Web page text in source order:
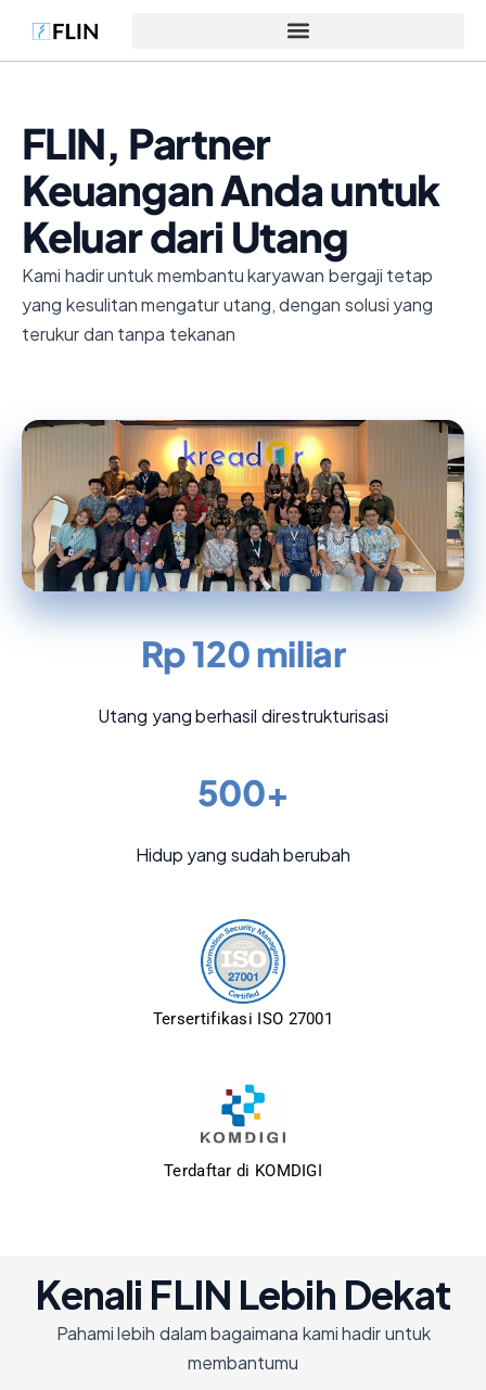
FLIN, Partner
Keuangan Anda untuk
Keluar dari Utang
Kami hadir untuk membantu karyawan bergaji tetap
yang kesulitan mengatur utang, dengan solusi yang
terukur dan tanpa tekanan
Rp 120 miliar
Utang yang berhasil direstrukturisasi
500+
Hidup yang sudah berubah
Tersertifikasi ISO 27001
Terdaftar di KOMDIGI
Kenali FLIN Lebih Dekat
Pahami lebih dalam bagaimana kami hadir untuk
membantumu